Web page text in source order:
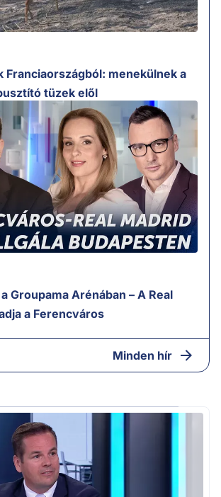
Franciaországból: menekülnek a
tüzek elől
Groupama Arénában – A Real
a Ferencváros
Minden hír